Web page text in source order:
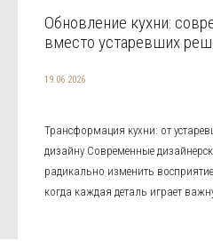
Обновление кухни:
вместо устаревших
19.06.2026
Трансформация кухни: от
дизайну Современные
радикально изменить
когда каждая деталь играет